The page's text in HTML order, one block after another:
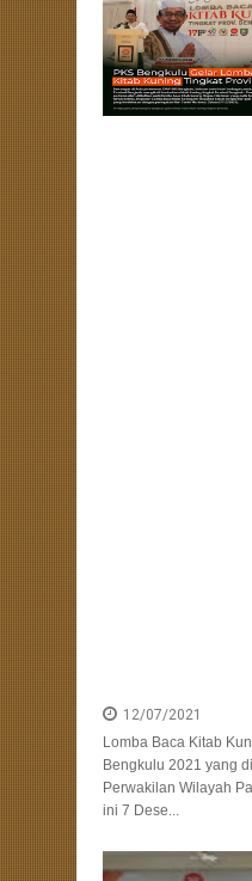
12/07/2021
Lomba Baca Kitab
Bengkulu 2021 yang
Perwakilan Wilayah
ini 7 Dese...